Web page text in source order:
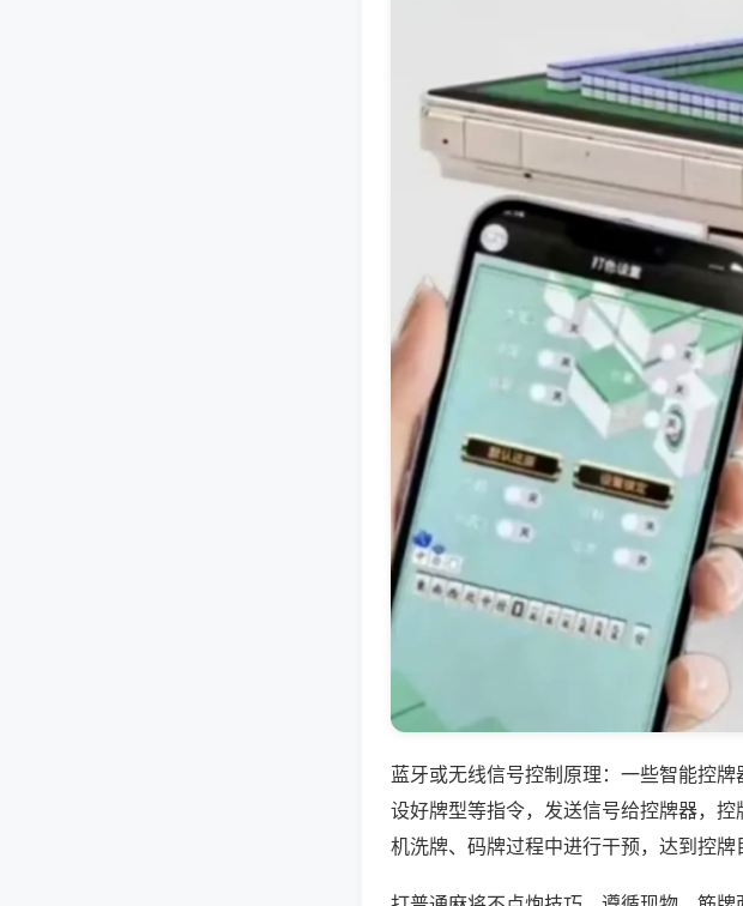
蓝牙或无线信号控制原理：一些智能控
设好牌型等指令，发送信号给控牌器，
机洗牌、码牌过程中进行干预，达到控牌